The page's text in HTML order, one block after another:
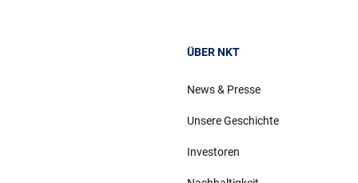
ÜBER NKT
News & Presse
Unsere Geschichte
Investoren